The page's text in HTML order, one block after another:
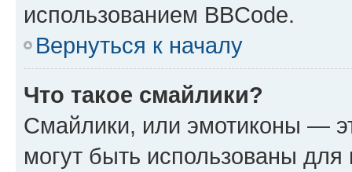
использованием BBCode.
Вернуться к началу
Что такое смайлики?
Смайлики, или эмотиконы —
могут быть использованы